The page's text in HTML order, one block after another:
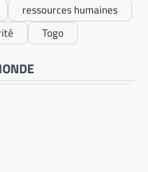
ressources humaines
Togo